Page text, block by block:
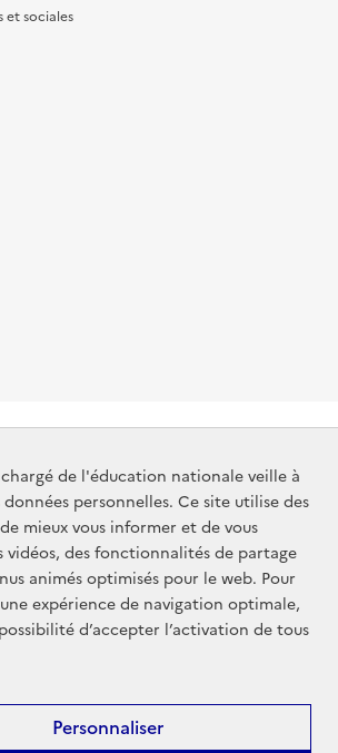
de l'éducation nationale veille à
personnelles. Ce site utilise des
mieux vous informer et de vous
vidéos, des fonctionnalités de partage
animés optimisés pour le web. Pour
expérience de navigation optimale,
d’accepter l’activation de tous
Personnaliser
et sociales
legifrance.gouv.fr
personnelles et cookies